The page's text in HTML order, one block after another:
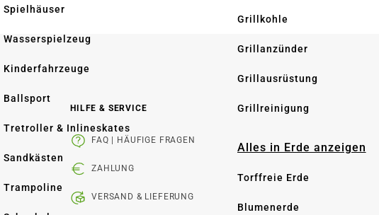
Spielhäuser
Wasserspielzeug
Kinderfahrzeuge
Ballsport
Tretroller & Inlineskates
Sandkästen
Trampoline
Grillkohle
Grillanzünder
Grillausrüstung
Grillreinigung
Alles in Erde anzeigen
Torffreie Erde
Blumenerde
HILFE & SERVICE
FAQ | HÄUFIGE FRAGEN
ZAHLUNG
VERSAND & LIEFERUNG